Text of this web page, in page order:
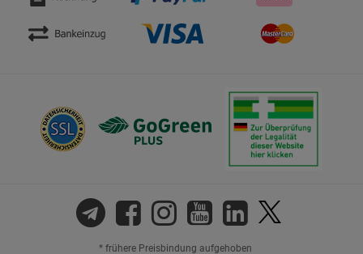
* frühere Preisbindung aufgehoben